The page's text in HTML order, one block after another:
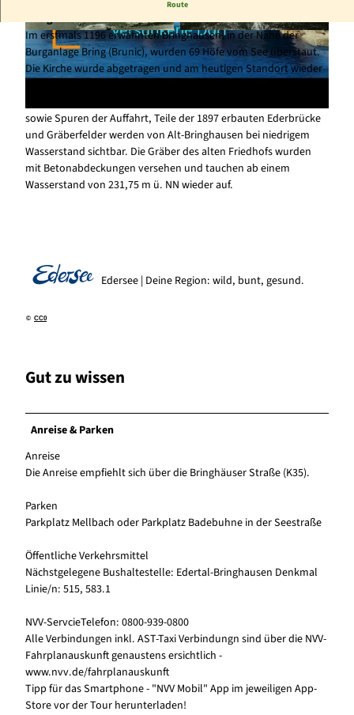
i
d
e
o
b
s
p
i
e
© unbekannt, Fotoarchiv des Landesamts für D
enkmalplege Hessen |CC-BY-SA
© unbekannt, Fotoarchiv des Landesamts für D
enkmalplege Hessen
Route
Bringhausen wieder sichtbar.
Im erstmals 1196 erwähnten Bringhausen, in der Nähe der
Burganlage Bring (Brunic), wurden 69 Höfe vom See überstaut.
Die Kirche wurde abgetragen und am heutigen Standort wieder
sowie Spuren der Auffahrt, Teile der 1897 erbauten Ederbrücke
und Gräberfelder werden von Alt-Bringhausen bei niedrigem
Wasserstand sichtbar. Die Gräber des alten Friedhofs wurden
mit Betonabdeckungen versehen und tauchen ab einem
Wasserstand von 231,75 m ü. NN wieder auf.
© CC0
Edersee | Deine Region: wild, bunt, gesund.
Gut zu wissen
Anreise & Parken
Anreise
Die Anreise empfiehlt sich über die Bringhäuser Straße (K35).
Parken
Parkplatz Mellbach oder Parkplatz Badebuhne in der Seestraße
Öffentliche Verkehrsmittel
Nächstgelegene Bushaltestelle: Edertal-Bringhausen Denkmal
Linie/n: 515, 583.1
NVV-ServcieTelefon: 0800-939-0800
Alle Verbindungen inkl. AST-Taxi Verbindungn sind über die NVV-
Fahrplanauskunft genaustens ersichtlich -
www.nvv.de/fahrplanauskunft
Tipp für das Smartphone - "NVV Mobil" App im jeweiligen App-
Store vor der Tour herunterladen!